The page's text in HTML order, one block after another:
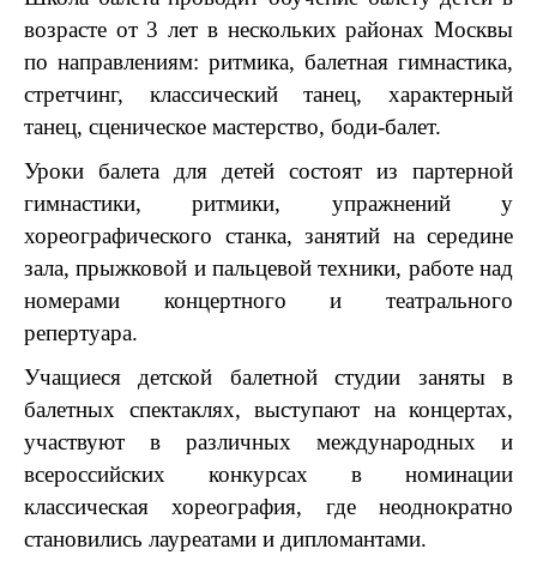
возрасте от 3 лет в нескольких районах Москвы
по направлениям: ритмика, балетная гимнастика,
стретчинг, классический танец, характерный
танец, сценическое мастерство, боди-балет.
Уроки балета для детей состоят из партерной
гимнастики, ритмики, упражнений у
хореографического станка, занятий на середине
зала, прыжковой и пальцевой техники, работе над
номерами концертного и театрального
репертуара.
Учащиеся детской балетной студии заняты в
балетных спектаклях, выступают на концертах,
участвуют в различных международных и
всероссийских конкурсах в номинации
классическая хореография, где неоднократно
становились лауреатами и дипломантами.